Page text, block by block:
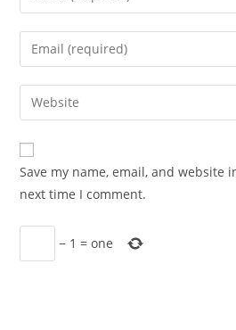
your
name
comment
Enter
your
email
address
comment
Enter
your
website
URL
(optional)
Save my name, email, and website
next time I comment.
− 1 =one